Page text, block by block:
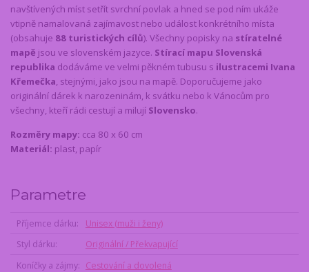
navštívených míst setřít svrchní povlak a hned se pod ním ukáže
vtipně namalovaná zajímavost nebo událost konkrétního místa
(obsahuje 88 turistických cílů). Všechny popisky na stíratelné
mapě jsou ve slovenském jazyce. Stírací mapu Slovenská
republika dodáváme ve velmi pěkném tubusu s ilustracemi Ivana
Křemečka , stejnými, jako jsou na mapě. Doporučujeme jako
originální dárek k narozeninám, k svátku nebo k Vánocům pro
všechny, kteří rádi cestují a milují Slovensko.
Rozměry mapy: cca 80 x 60 cm
Materiál: plast, papír
Parametre
Příjemce dárku
Unisex (muži i ženy)
Styl dárku
Originální / Překvapující
Koníčky a zájmy
Cestování a dovolená